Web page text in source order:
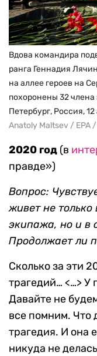
Вдова командира
ранга Геннадия
на аллее героев на
похоронены 32
Петербург, Россия, 12
Anatoly Maltsev / EPA /
2020 год (в
правде»)
Вопрос:
живет не только
экипажа, но и в
Продолжает ли
Сколько за эти
трагедий… <…> У
Давайте не
все помним. Что
трагедия. И она
никуда не